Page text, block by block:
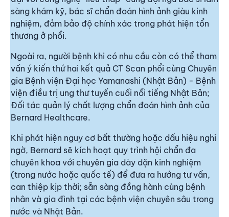
sàng khám kỹ, bác sĩ chẩn đoán hình ảnh giàu kinh
nghiệm, đảm bảo độ chính xác trong phát hiện tổn
thương ở phổi.
Ngoài ra, người bệnh khi có nhu cầu còn có thể tham
vấn ý kiến thứ hai kết quả CT Scan phổi cùng Chuyên
gia Bệnh viện Đại học Yamanashi (Nhật Bản) - Bệnh
viện điều trị ung thư tuyến cuối nổi tiếng Nhật Bản;
Đối tác quản lý chất lượng chẩn đoán hình ảnh của
Bernard Healthcare.
Khi phát hiện nguy cơ bất thường hoặc dấu hiệu nghi
ngờ, Bernard sẽ kích hoạt quy trình hội chẩn đa
chuyên khoa với chuyên gia dày dặn kinh nghiệm
(trong nước hoặc quốc tế) để đưa ra hướng tư vấn,
can thiệp kịp thời; sẵn sàng đồng hành cùng bệnh
nhân và gia đình tại các bệnh viện chuyên sâu trong
nước và Nhật Bản.